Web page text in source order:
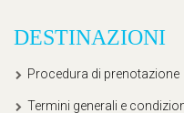
DESTINAZIONI
Procedura di prenotazione
Termini generali e